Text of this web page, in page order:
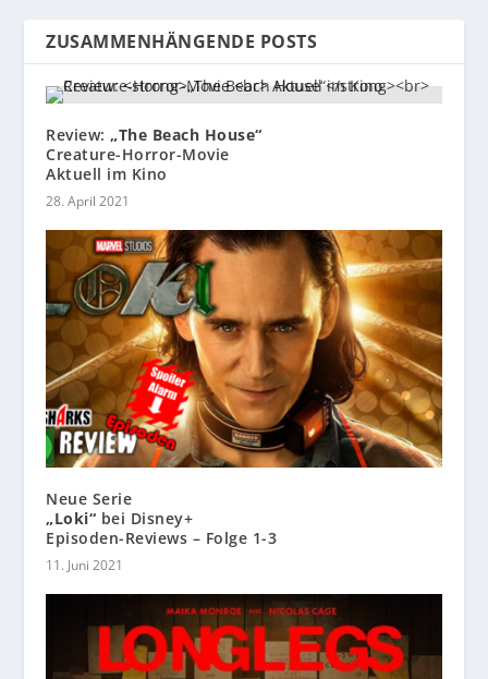
ZUSAMMENHÄNGENDE POSTS
Review: „The Beach House“
Creature-Horror-Movie
Aktuell im Kino
28. April 2021
Neue Serie
„Loki“ bei Disney+
Episoden-Reviews – Folge 1-3
11. Juni 2021